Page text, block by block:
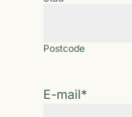
Postcode
E-mail*